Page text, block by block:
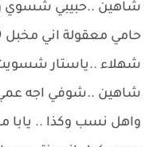
شاهين ..حبيبي شسوي
حامي معقولة اني مخبل
شهلاء ..ياستار
شاهين ..شوفي اجه عمي
واهل نسب وكذا .. يابا